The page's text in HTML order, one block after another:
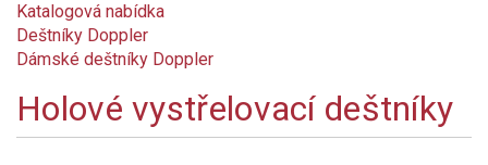
Katalogová nabídka
Deštníky Doppler
Dámské deštníky Doppler
Holové vystřelovací deštníky